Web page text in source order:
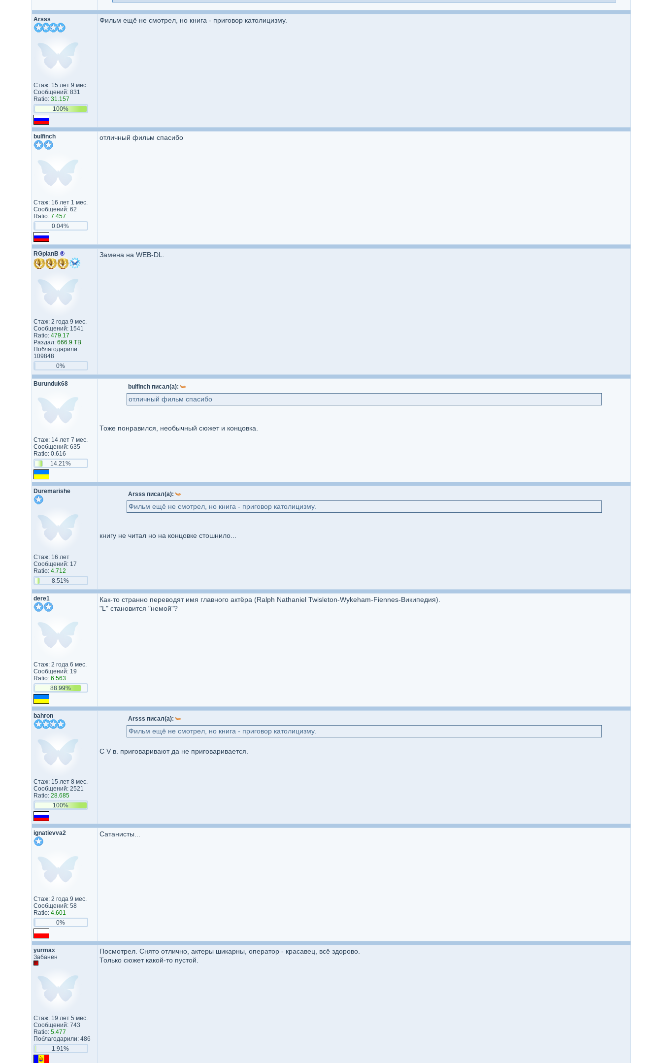
Arsss
Стаж: 15 лет 9 мес.
Сообщений: 831
Ratio: 31.157
100%
Фильм ещё не смотрел, но книга - приговор католицизму.
bulfinch
Стаж: 16 лет 1 мес.
Сообщений: 62
Ratio: 7.457
0.04%
отличный фильм спасибо
RGplanB ®
Стаж: 2 года 9 мес.
Сообщений: 1541
Ratio: 479.17
Раздал: 666.9 TB
Поблагодарили:
109848
0%
Замена на WEB-DL.
Burunduk68
Стаж: 14 лет 7 мес.
Сообщений: 635
Ratio: 0.616
14.21%
bulfinch писал(а):
отличный фильм спасибо
Тоже понравился, необычный сюжет и концовка.
Duremarishe
Стаж: 16 лет
Сообщений: 17
Ratio: 4.712
8.51%
Arsss писал(а):
Фильм ещё не смотрел, но книга - приговор католицизму.
книгу не читал но на концовке стошнило...
dere1
Стаж: 2 года 6 мес.
Сообщений: 19
Ratio: 6.563
88.99%
Как-то странно переводят имя главного актёра (Ralph Nathaniel Twisleton-Wykeham-Fiennes-Википедия).
"L" становится "немой"?
bahron
Стаж: 15 лет 8 мес.
Сообщений: 2521
Ratio: 28.685
100%
Arsss писал(а):
Фильм ещё не смотрел, но книга - приговор католицизму.
С V в. приговаривают да не приговаривается.
ignatievva2
Стаж: 2 года 9 мес.
Сообщений: 58
Ratio: 4.601
0%
Сатанисты...
yurmax
Забанен
Стаж: 19 лет 5 мес.
Сообщений: 743
Ratio: 5.477
Поблагодарили: 486
1.91%
Посмотрел. Снято отлично, актеры шикарны, оператор - красавец, всё здорово.
Только сюжет какой-то пустой.